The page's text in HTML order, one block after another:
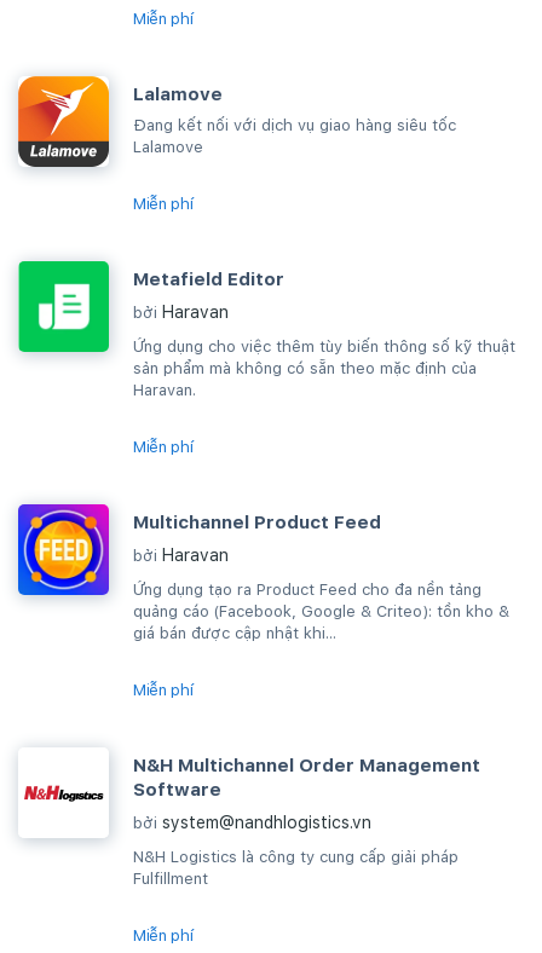
Miễn phí
Lalamove
Đang kết nối với dịch vụ giao hàng siêu tốc
Lalamove
Miễn phí
Metafield Editor
bởi Haravan
Ứng dụng cho việc thêm tùy biến thông số kỹ thuật
sản phẩm mà không có sẵn theo mặc định của
Haravan.
Miễn phí
Multichannel Product Feed
bởi Haravan
Ứng dụng tạo ra Product Feed cho đa nền tảng
quảng cáo (Facebook, Google & Criteo): tồn kho &
giá bán được cập nhật khi...
Miễn phí
N&H Multichannel Order Management
Software
bởi system@nandhlogistics.vn
N&H Logistics là công ty cung cấp giải pháp
Fulfillment
Miễn phí